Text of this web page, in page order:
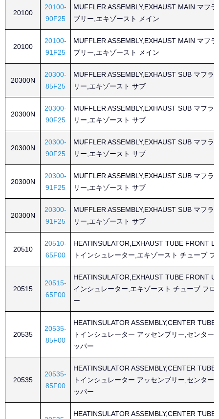
20100
20100-
90F25
MUFFLER ASSEMBLY,EXHAUST MAIN マフ
ブリー,エキゾースト メイン
20100
20100-
91F25
MUFFLER ASSEMBLY,EXHAUST MAIN マフ
ブリー,エキゾースト メイン
20300N
20300-
85F25
MUFFLER ASSEMBLY,EXHAUST SUB マフラ
リー,エキゾースト サブ
20300N
20300-
90F25
MUFFLER ASSEMBLY,EXHAUST SUB マフラ
リー,エキゾースト サブ
20300N
20300-
90F25
MUFFLER ASSEMBLY,EXHAUST SUB マフラ
リー,エキゾースト サブ
20300N
20300-
91F25
MUFFLER ASSEMBLY,EXHAUST SUB マフラ
リー,エキゾースト サブ
20300N
20300-
91F25
MUFFLER ASSEMBLY,EXHAUST SUB マフラ
リー,エキゾースト サブ
20510
20510-
65F00
HEATINSULATOR,EXHAUST TUBE FRONT
トインシュレーター,エキゾースト チューブ フ
20515
20515-
65F00
HEATINSULATOR,EXHAUST TUBE FRONT
インシュレーター,エキゾースト チューブ フロ
ー
20535
20535-
85F00
HEATINSULATOR ASSEMBLY,CENTER TUBE
トインシュレーター アッセンブリー,センター
ッパー
20535
20535-
85F00
HEATINSULATOR ASSEMBLY,CENTER TUBE
トインシュレーター アッセンブリー,センター
ッパー
HEATINSULATOR ASSEMBLY,CENTER TUBE